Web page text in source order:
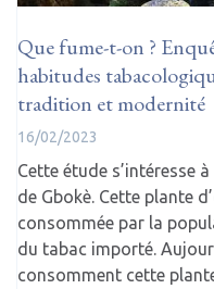
Que fume-t-on ?
habitudes
tradition et modernité
16/02/2023
Cette étude s’intéresse
de Gbokè. Cette plante
consommée par la
du tabac importé.
consomment cette